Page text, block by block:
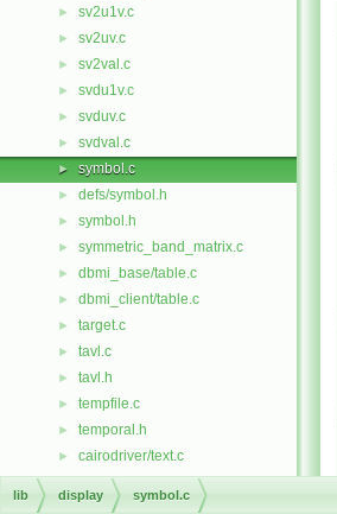
► sv2u1v.c
► sv2uv.c
► sv2val.c
► svdu1v.c
► svduv.c
► svdval.c
► symbol.c
► defs/symbol.h
► symbol.h
► symmetric_band_matrix.c
► dbmi_base/table.c
► dbmi_client/table.c
► target.c
► tavl.c
► tavl.h
► tempfile.c
► temporal.h
► cairodriver/text.c
driver/text.c
htmldriver/text.c
lib display symbol.c